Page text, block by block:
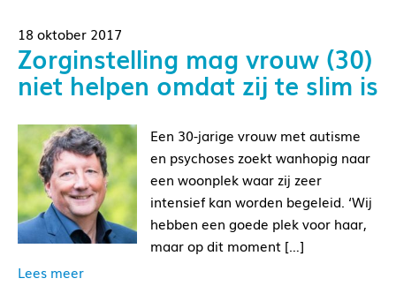
18 oktober 2017
Zorginstelling mag vrouw (30)
niet helpen omdat zij te slim is
Een 30-jarige vrouw met autisme
en psychoses zoekt wanhopig naar
een woonplek waar zij zeer
intensief kan worden begeleid. ‘Wij
hebben een goede plek voor haar,
maar op dit moment […]
Lees meer